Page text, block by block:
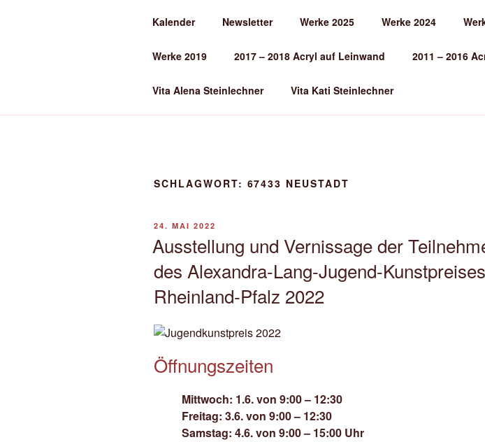
ALENA STEINLECHNER
Kalender Newsletter Werke 2025 Werke 2024
Werke 2019 2017 – 2018 Acryl auf Leinwand 2011 – 2016
Vita Alena Steinlechner Vita Kati Steinlechner
SCHLAGWORT: 67433 NEUSTADT
VERÖFFENTLICHT
24. MAI 2022
Ausstellung und Vernissage der
des Alexandra-Lang-Jugend-Kunstpreises
Rheinland-Pfalz 2022
Öffnungszeiten
Mittwoch: 1.6. von 9:00 – 12:30
Freitag: 3.6. von 9:00 – 12:30
Samstag: 4.6. von 9:00 – 15:00 Uhr